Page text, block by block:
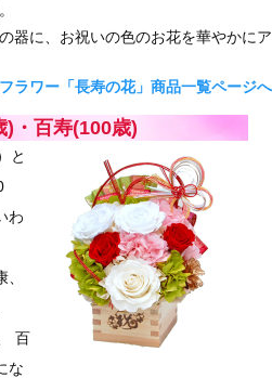
器に、お祝いの色のお花を華やかにア
ラワー「長寿の花」商品一覧ページへ
)・百寿(100歳)
と
わ
百
な